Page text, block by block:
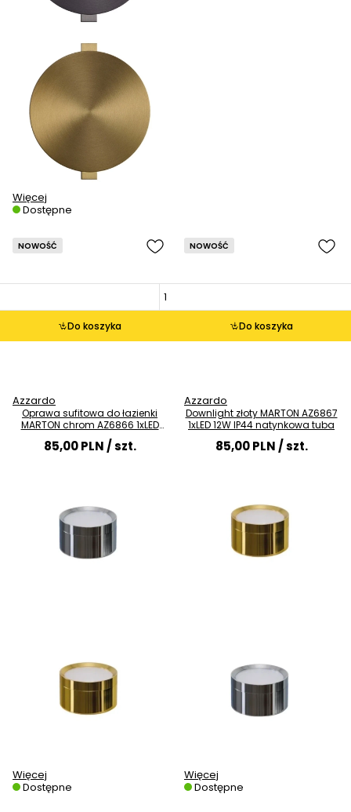
Więcej
Dostępne
Do koszyka
NOWOŚĆ
Azzardo
Oprawa sufitowa do łazienki
MARTON chrom AZ6866 1xLED
12W IP44 tubka
85,00 PLN/ szt.
Więcej
Dostępne
Do koszyka
NOWOŚĆ
Azzardo
Downlight złoty MARTON AZ6867
1xLED 12W IP44 natynkowa tuba
85,00 PLN/ szt.
Więcej
Dostępne